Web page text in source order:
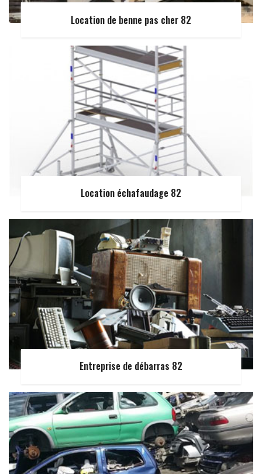
Location de benne pas cher 82
Location échafaudage 82
Entreprise de débarras 82